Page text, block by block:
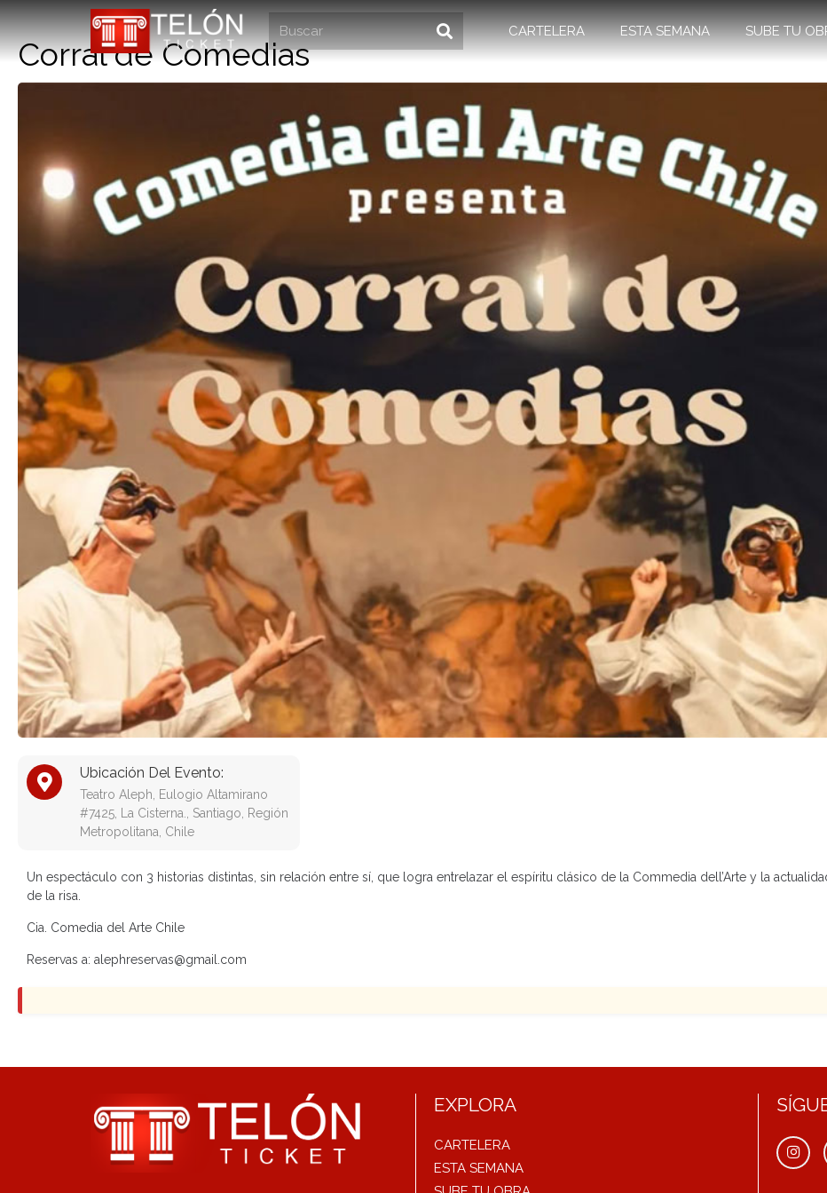
CARTELERA ESTA SEMANA SUBE TU
Corral de Comedias
Ubicación Del Evento:
Teatro Aleph, Eulogio Altamirano
#7425, La Cisterna., Santiago, Región
Metropolitana, Chile
Un espectáculo con 3 historias distintas, sin relación entre sí, que logra entrelazar el espíritu clásico de la Commedia dell’Arte y la
de la risa.
Cia. Comedia del Arte Chile
Reservas a: alephreservas@gmail.com
EXPLORA
CARTELERA
ESTA SEMANA